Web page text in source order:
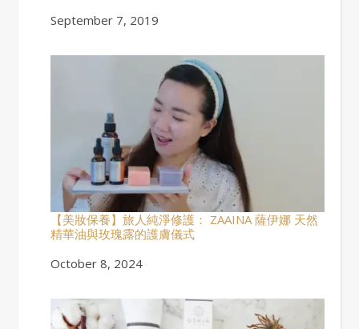
Date
September 7, 2019
【美妝保養】旅人純淨修護： ZAAINA 薩伊娜 天然
精華油與玫瑰露的護膚儀式
Date
October 8, 2024